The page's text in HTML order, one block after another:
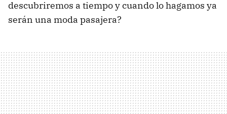
descubriremos a tiempo y cuando lo hagamos ya
serán una moda pasajera?